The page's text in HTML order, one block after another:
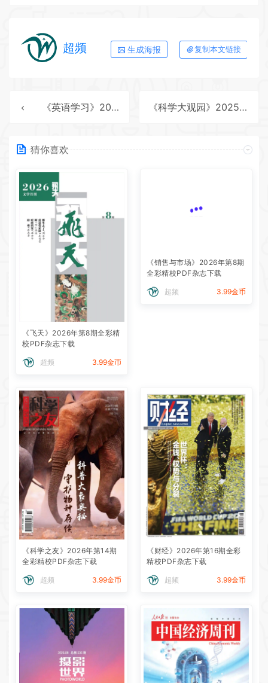
超频 生成海报 复制本文链接
《英语学习》2025年第7期全彩精校PDF杂志下载 《科学大观园》2025年第14期全彩精校PDF杂志下载
猜你喜欢
《飞天》2026年第8期全彩精
校PDF杂志下载
超频 3.99金币
《销售与市场》2026年第8期
全彩精校PDF杂志下载
超频 3.99金币
《科学之友》2026年第14期
全彩精校PDF杂志下载
超频 3.99金币
《财经》2026年第16期全彩
精校PDF杂志下载
超频 3.99金币